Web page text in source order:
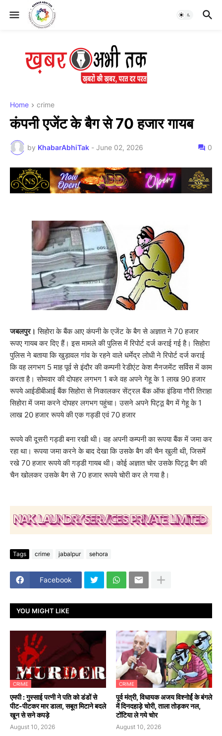
Home crime
कंपनी एजेंट के बैग से 70 हजार गायब
by KhabarAbhiTak - June 02, 2026 0
जबलपुर। सिहोरा के बैंक आए कंपनी के एजेंट के बैग से अज्ञात ने 70 हजार
रूपए गायब कर दिए हैं। इस मामले की पुलिस में रिपोर्ट दर्ज कराई गई है। सिहोरा
पुलिस ने बताया कि खुड़ावल गांव के रहने वाले धर्मेद्र लोधी ने रिपोर्ट दर्ज कराई
कि वह लगभग 5 माह पूर्व से इंदौर की कम्पनी रेडीएंट केश मैनजमेंट सर्विस में काम
करता है। सोमवार की दोपहर लगभग 1 बजे वह अपने गेहू के 1 लाख 90 हजार
रूपये आईडीबीआई बैंक सिहोरा से निकालकर सेंट्रल बैंक ऑफ इंडिया गौरी तिराहा
सिहोरा में जमा करने दोपहर लगभग पहुंचा। उसने अपने पिट्ठू बैग में गेहू के 1
लाख 20 हजार रूपये की एक गड्डी एवं 70 हजार
रूपये की दूसरी गड्डी बना रखी थी। वह अपनी कम्पनी का रूपया बैंक में जमा कर
रहा था। रूपया जमा करने के बाद देखा कि उसके बैग की चैन खुली थी, जिसमें
रखे 70 हजार रूपये की गड्डी गायब थी। कोई अज्ञात चोर उसके पिट्ठू बैग की
चैन खोलकर उसके बैग से 70 हजार रूपये चोरी कर ले गया है।
Tags crime jabalpur sehora
Facebook
YOU MIGHT LIKE
CRIME
एमपी : गुस्साई पत्नी ने पति को डंडों से
पीट-पीटकर मार डाला, सबूत मिटाने बदले
खून से सने कपड़े
August 10, 2026
CRIME
पूर्व मंत्री, विधायक अजय विश्नोर्ई के बंगले
में दिनदहाड़े चोरी, ताला तोड़कर नल,
टोंटिया ले गये चोर
August 10, 2026